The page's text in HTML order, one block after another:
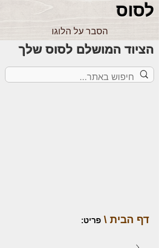
לסוס
הסבר על הלוגו
הציוד המושלם לסוס שלך
דף הבית \ פריט: